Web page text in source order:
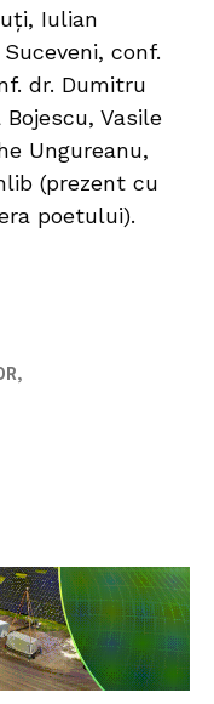
Iulian
conf.
dr. Dumitru
Vasile
Ungureanu,
(prezent cu
poetului).